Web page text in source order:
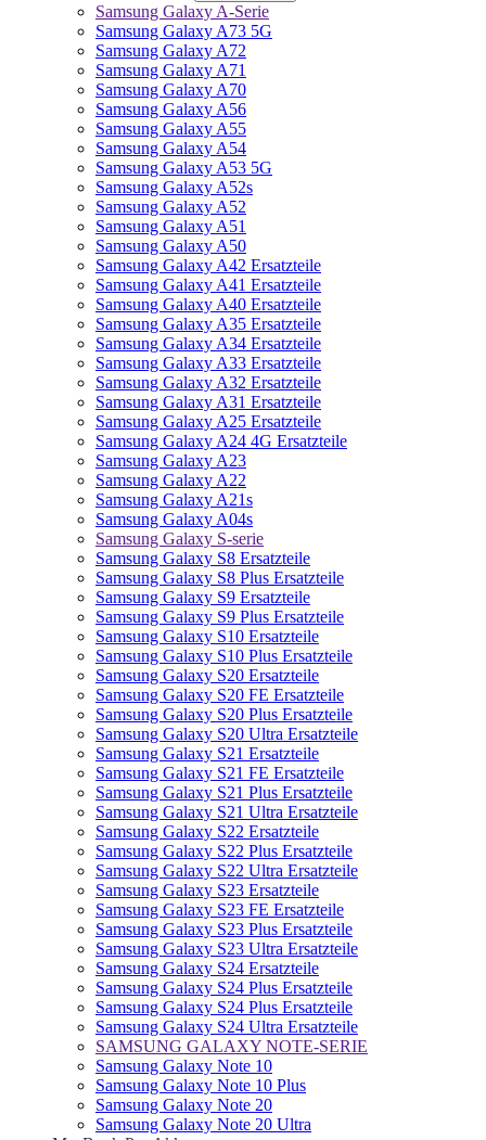
Samsung Galaxy A-Serie
Samsung Galaxy A73 5G
Samsung Galaxy A72
Samsung Galaxy A71
Samsung Galaxy A70
Samsung Galaxy A56
Samsung Galaxy A55
Samsung Galaxy A54
Samsung Galaxy A53 5G
Samsung Galaxy A52s
Samsung Galaxy A52
Samsung Galaxy A51
Samsung Galaxy A50
Samsung Galaxy A42 Ersatzteile
Samsung Galaxy A41 Ersatzteile
Samsung Galaxy A40 Ersatzteile
Samsung Galaxy A35 Ersatzteile
Samsung Galaxy A34 Ersatzteile
Samsung Galaxy A33 Ersatzteile
Samsung Galaxy A32 Ersatzteile
Samsung Galaxy A31 Ersatzteile
Samsung Galaxy A25 Ersatzteile
Samsung Galaxy A24 4G Ersatzteile
Samsung Galaxy A23
Samsung Galaxy A22
Samsung Galaxy A21s
Samsung Galaxy A04s
Samsung Galaxy S-serie
Samsung Galaxy S8 Ersatzteile
Samsung Galaxy S8 Plus Ersatzteile
Samsung Galaxy S9 Ersatzteile
Samsung Galaxy S9 Plus Ersatzteile
Samsung Galaxy S10 Ersatzteile
Samsung Galaxy S10 Plus Ersatzteile
Samsung Galaxy S20 Ersatzteile
Samsung Galaxy S20 FE Ersatzteile
Samsung Galaxy S20 Plus Ersatzteile
Samsung Galaxy S20 Ultra Ersatzteile
Samsung Galaxy S21 Ersatzteile
Samsung Galaxy S21 FE Ersatzteile
Samsung Galaxy S21 Plus Ersatzteile
Samsung Galaxy S21 Ultra Ersatzteile
Samsung Galaxy S22 Ersatzteile
Samsung Galaxy S22 Plus Ersatzteile
Samsung Galaxy S22 Ultra Ersatzteile
Samsung Galaxy S23 Ersatzteile
Samsung Galaxy S23 FE Ersatzteile
Samsung Galaxy S23 Plus Ersatzteile
Samsung Galaxy S23 Ultra Ersatzteile
Samsung Galaxy S24 Ersatzteile
Samsung Galaxy S24 Plus Ersatzteile
Samsung Galaxy S24 Plus Ersatzteile
Samsung Galaxy S24 Ultra Ersatzteile
SAMSUNG GALAXY NOTE-SERIE
Samsung Galaxy Note 10
Samsung Galaxy Note 10 Plus
Samsung Galaxy Note 20
Samsung Galaxy Note 20 Ultra